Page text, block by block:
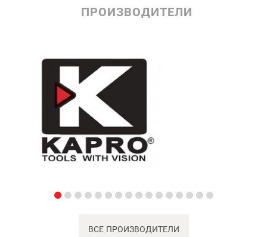
ПРОИЗВОДИТЕЛИ
ВСЕ ПРОИЗВОДИТЕЛИ